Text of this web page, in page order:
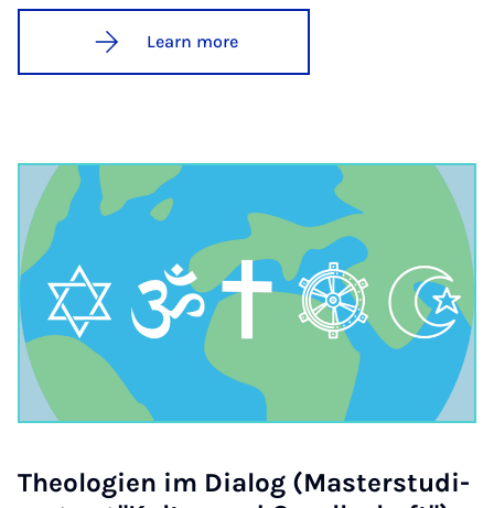
Learn more
Theo­lo­gien im Dia­log (Mas­ter­stud­i­